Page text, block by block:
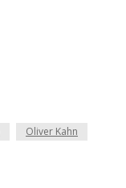
Oliver Kahn